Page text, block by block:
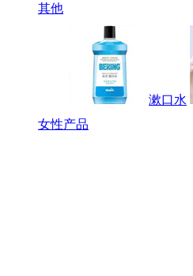
其他
漱口水
女性产品